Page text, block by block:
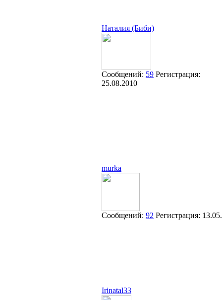
Наталия (Биби)
Сообщений: 59 Регистрация:
25.08.2010
murka
Сообщений: 92 Регистрация:
Irinatal33